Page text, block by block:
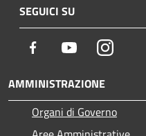
SEGUICI SU
Facebook Youtube
AMMINISTRAZIONE
Organi di Governo